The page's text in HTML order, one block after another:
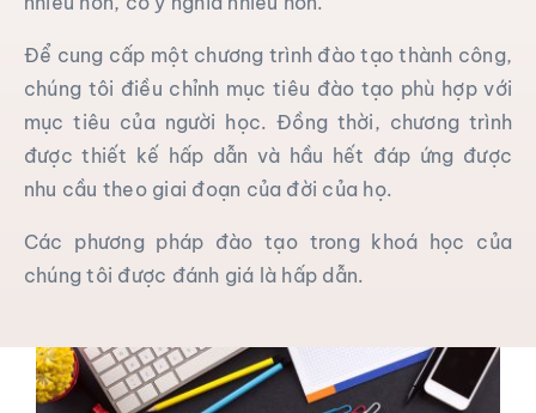
Để cung cấp một chương trình đào tạo thành công,
chúng tôi điều chỉnh mục tiêu đào tạo phù hợp với
mục tiêu của người học. Đồng thời, chương trình
được thiết kế hấp dẫn và hầu hết đáp ứng được
nhu cầu theo giai đoạn của đời của họ.
Các phương pháp đào tạo trong khoá học của
chúng tôi được đánh giá là hấp dẫn.